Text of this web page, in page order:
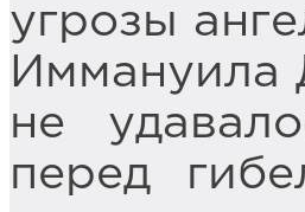
угрозы
Иммануила
не
перед